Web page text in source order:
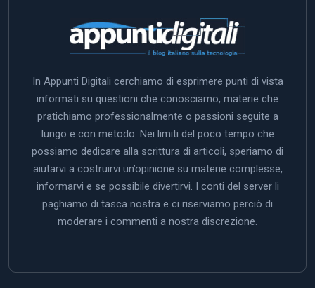
In Appunti Digitali cerchiamo di esprimere punti di vista
informati su questioni che conosciamo, materie che
pratichiamo professionalmente o passioni seguite a
lungo e con metodo. Nei limiti del poco tempo che
possiamo dedicare alla scrittura di articoli, speriamo di
aiutarvi a costruirvi un’opinione su materie complesse,
informarvi e se possibile divertirvi. I conti del server li
paghiamo di tasca nostra e ci riserviamo perciò di
moderare i commenti a nostra discrezione.